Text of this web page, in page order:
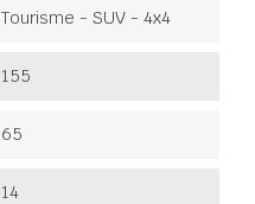
Tourisme - SUV - 4x4
155
65
14